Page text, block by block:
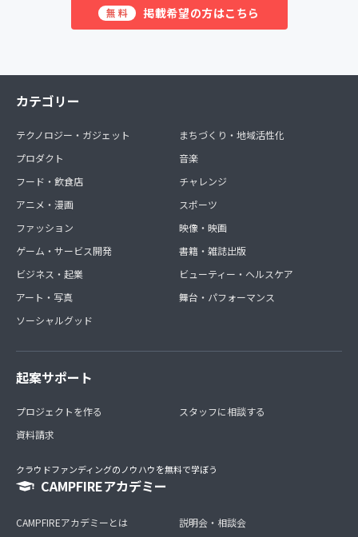
無料 掲載希望の方はこちら
カテゴリー
テクノロジー・ガジェット
プロダクト
フード・飲食店
アニメ・漫画
ファッション
ゲーム・サービス開発
ビジネス・起業
アート・写真
ソーシャルグッド
まちづくり・地域活性化
音楽
チャレンジ
スポーツ
映像・映画
書籍・雑誌出版
ビューティー・ヘルスケア
舞台・パフォーマンス
起案サポート
プロジェクトを作る
資料請求
スタッフに相談する
クラウドファンディングのノウハウを無料で学ぼう
CAMPFIREアカデミー
CAMPFIREアカデミーとは
説明会・相談会